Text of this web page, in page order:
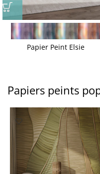
Papier Peint Elsie
Papiers peints